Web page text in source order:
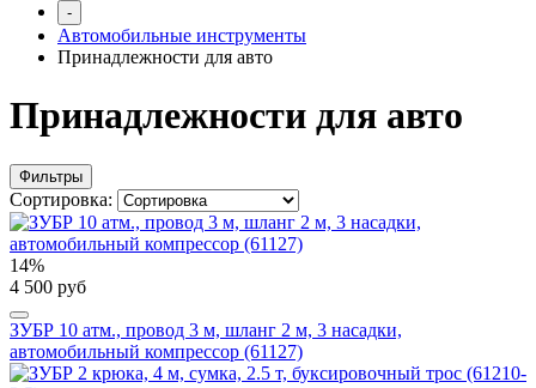
-
Автомобильные инструменты
Принадлежности для авто
Принадлежности для авто
Фильтры
Сортировка:
14%
4 500 руб
ЗУБР 10 атм., провод 3 м, шланг 2 м, 3 насадки,
автомобильный компрессор (61127)